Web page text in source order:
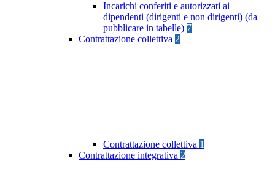
Incarichi conferiti e autorizzati ai
dipendenti (dirigenti e non dirigenti) (da
pubblicare in tabelle) 7
Contrattazione collettiva 2
Contrattazione collettiva 1
Contrattazione integrativa 2